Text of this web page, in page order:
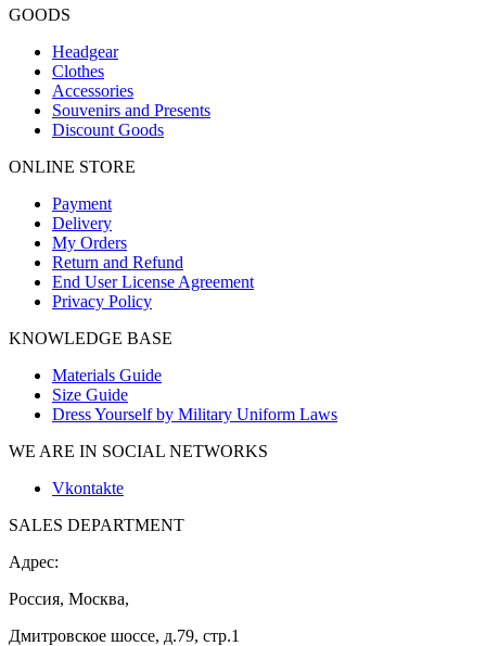
GOODS
Headgear
Clothes
Accessories
Souvenirs and Presents
Discount Goods
ONLINE STORE
Payment
Delivery
My Orders
Return and Refund
End User License Agreement
Privacy Policy
KNOWLEDGE BASE
Materials Guide
Size Guide
Dress Yourself by Military Uniform Laws
WE ARE IN SOCIAL NETWORKS
Vkontakte
SALES DEPARTMENT
Адрес:
Россия, Москва,
Дмитровское шоссе, д.79, стр.1